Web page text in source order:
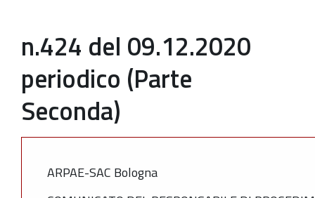
n.424 del 09.12.2020
periodico (Parte
Seconda)
ARPAE-SAC Bologna